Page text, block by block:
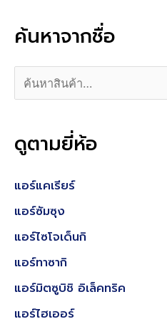
ดค้นหาจากชื่อ
น
า
ดูตามยี่ห้อ
แอร์แคเรียร์
แอร์ซัมซุง
แอร์ไซโจเด็นกิ
แอร์ทาซากิ
แอร์มิตซูบิชิ อิเล็คทริค
แอร์ไฮเออร์